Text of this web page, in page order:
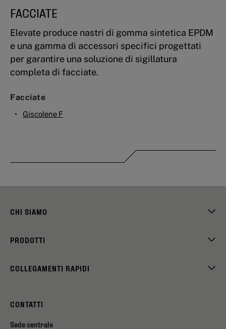
FACCIATE
Elevate produce nastri di gomma sintetica EPDM
e una gamma di accessori specifici progettati
per garantire una soluzione di sigillatura
completa di facciate.
Facciate
Giscolene F
CHI SIAMO
PRODOTTI
COLLEGAMENTI RAPIDI
CONTATTI
Sede centrale